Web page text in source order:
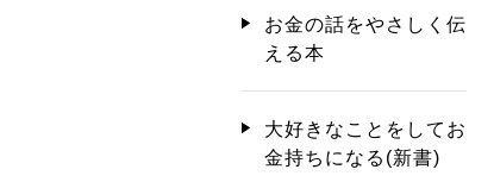
お金の話をやさしく伝
える本
大好きなことをしてお
金持ちになる(新書)